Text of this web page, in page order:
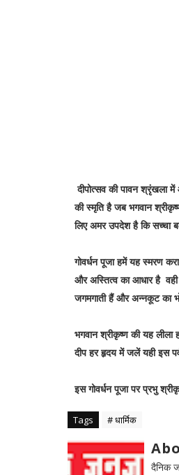
दीपोत्सव की पावन श्रृंखला
की स्मृति है जब भगवान
लिए अमर उपदेश है कि सच्चा
गोवर्धन पूजा हमें यह स्मरण
और अस्तित्व का आधार है वही
जगमगाती हैं और अन्नकूट का
भगवान श्रीकृष्ण की यह
दीप हर हृदय में जलें यही इस
इस गोवर्धन पूजा पर प्रभु
Tags # धार्मिक
दैनिक